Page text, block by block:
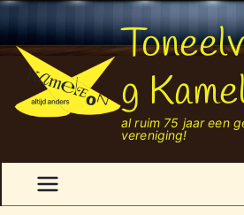
Ga
naar
de
inhoud
g
al ruim 75 jaar een
vereniging!